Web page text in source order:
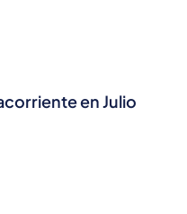
en Julio